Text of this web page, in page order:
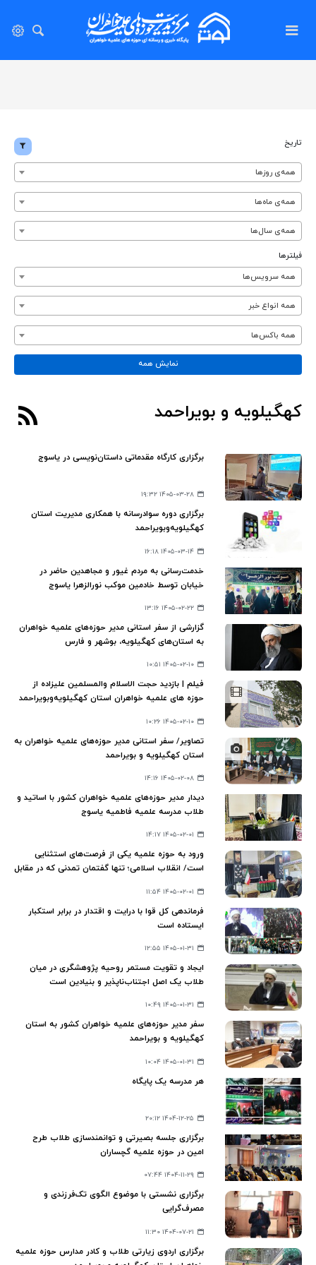
کهگیلویه و بویراحمد
برگزاری کارگاه مقدماتی داستان‌نویسی در یاسوج
۱۴۰۵-۰۳-۲۸ ۱۹:۳۲
برگزاری دوره سوادرسانه با همکاری مدیریت استان
کهگیلویه‌وبویراحمد
۱۴۰۵-۰۳-۱۴ ۱۶:۱۸
خدمت‌رسانی به مردم غیور و مجاهدین حاضر در
خیابان توسط خادمین موکب نورالزهرا یاسوج
۱۴۰۵-۰۲-۲۲ ۱۳:۱۶
گزارشی از سفر استانی مدیر حوزه‌های علمیه خواهران
به استان‌های کهگیلویه، بوشهر و فارس
۱۴۰۵-۰۲-۱۰ ۱۰:۵۱
فیلم | بازدید حجت الاسلام والمسلمین علیزاده از
حوزه های علمیه خواهران استان کهگیلویه‌وبویراحمد
۱۴۰۵-۰۲-۱۰ ۱۰:۲۶
تصاویر/ سفر استانی مدیر حوزه‌های علمیه خواهران به
استان کهگیلویه و بویراحمد
۱۴۰۵-۰۲-۰۸ ۱۴:۱۶
دیدار مدیر حوزه‌های علمیه خواهران کشور با اساتید و
طلاب مدرسه علمیه فاطمیه یاسوج
۱۴۰۵-۰۲-۰۱ ۱۴:۱۷
ورود به حوزه علمیه یکی از فرصت‌های استثنایی
است/ انقلاب اسلامی؛ تنها گفتمان تمدنی که در مقابل
۱۴۰۵-۰۲-۰۱ ۱۱:۵۴
فرماندهی کل قوا با درایت و اقتدار در برابر استکبار
ایستاده است
۱۴۰۵-۰۱-۳۱ ۱۲:۵۵
ایجاد و تقویت مستمر روحیه پژوهشگری در میان
طلاب یک اصل اجتناب‌ناپذیر و بنیادین است
۱۴۰۵-۰۱-۳۱ ۱۰:۴۹
سفر مدیر حوزه‌های علمیه خواهران کشور به استان
کهگیلویه و بویراحمد
۱۴۰۵-۰۱-۳۱ ۱۰:۰۴
هر مدرسه یک پایگاه
۱۴۰۴-۱۲-۲۵ ۲۰:۱۲
برگزاری جلسه بصیرتی و توانمندسازی طلاب طرح
امین در حوزه علمیه گچساران
۱۴۰۴-۱۱-۲۹ ۰۷:۴۴
برگزاری نشستی با موضوع الگوی تک‌فرزندی و
مصرف‌گرایی
۱۴۰۴-۰۷-۲۱ ۱۱:۳۰
برگزاری اردوی زیارتی طلاب و کادر مدارس حوزه علمیه
تاریخ
همه‌ی روزها
همه‌ی ماه‌ها
همه‌ی سال‌ها
فیلترها
همه سرویس‌ها
همه انواع خبر
همه باکس‌ها
نمایش همه